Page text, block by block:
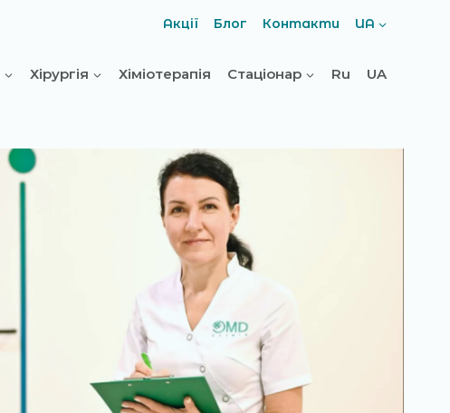
Акції Блог Контакти UA
Хірургія Хіміотерапія Стаціонар Ru UA